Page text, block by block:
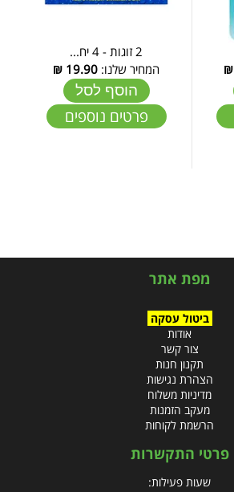
₪
2 זוגות - 4 יח...
המחיר שלנו: 19.90
₪
הוסף לסל
פרטים נוספים
מפת אתר
ביטול עסקה
אודות
צור קשר
תקנון חנות
הצהרת נגישות
מדיניות משלוח
מעקב הזמנות
הרשמת לקוחות
פרטי התקשרות
שעות פעילות: